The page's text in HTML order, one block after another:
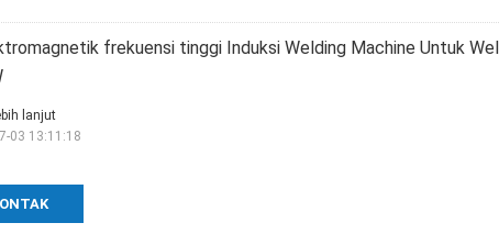
frekuensi tinggi Induksi Welding Machine Untuk
lanjut
03 13:11:18